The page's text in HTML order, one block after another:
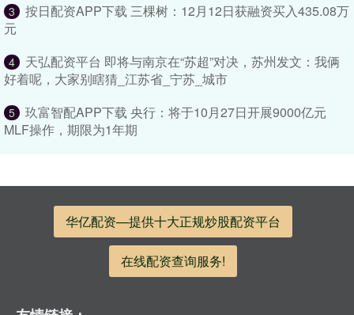
3
按日配资APP下载 三棵树：12月12日获融资买入435.08万
元
4
天弘配资平台 即将与南京在“苏超”对决，苏州发文：我俩
好着呢，大家别瞎猜_江苏省_宁苏_城市
5
玖富智配APP下载 央行：将于10月27日开展9000亿元
MLF操作，期限为1年期
华亿配资—提供十大正规炒股配资平台
在线配资查询服务!